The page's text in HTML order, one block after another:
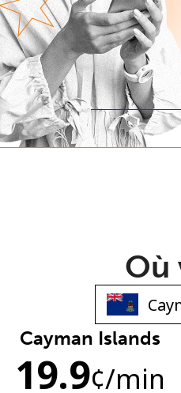
Où
Cayman Islands
19.9¢/min